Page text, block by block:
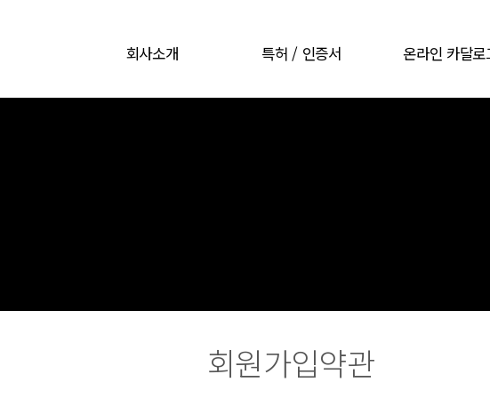
회사소개
CEO 인사말
특허 / 인증서
특허 / 인증서
온라인 카달로
온라인 카달로
회원가입약관